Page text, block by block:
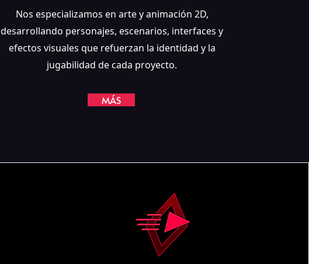
Nos especializamos en arte y animación 2D,
desarrollando personajes, escenarios, interfaces y
efectos visuales que refuerzan la identidad y la
jugabilidad de cada proyecto.
MÁS